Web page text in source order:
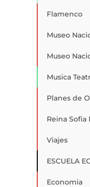
Flamenco
Museo
Museo
Musica
Planes de
Reina Sofia
Viajes
ESCUELA
Economia